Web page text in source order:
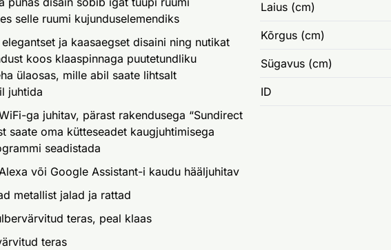
selle ruumi kujunduselemendiks
ja kaasaegset disaini ning nutikat
koos klaaspinnaga puutetundliku
ülaosas, mille abil saate lihtsalt
juhtida
ga juhitav, pärast rakendusega “Sundirect
saate oma kütteseadet kaugjuhtimisega
seadistada
või Google Assistant-i kaudu hääljuhitav
metallist jalad ja rattad
teras, peal klaas
teras
Laius (cm)
Kõrgus (cm)
Sügavus (cm)
ID